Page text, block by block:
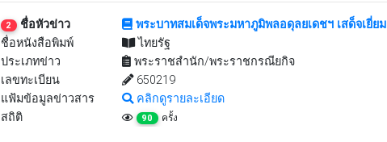
2 ชื่อหัวข่าว
พระบาทสมเด็จพระมหาภูมิพลอดุลยเดชฯ เสด็จเยี่
ชื่อหนังสือพิมพ์
ไทยรัฐ
ประเภทข่าว
พระราชสำนัก/พระราชกรณียกิจ
เลขทะเบียน
650219
แฟ้มข้อมูลข่าวสาร
คลิกดูรายละเอียด
สถิติ
90 ครั้ง